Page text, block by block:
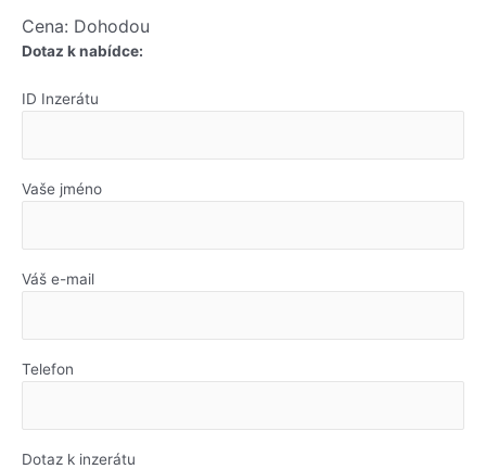
Cena: Dohodou
Dotaz k nabídce:
ID Inzerátu
Vaše jméno
Váš e-mail
Telefon
Dotaz k inzerátu